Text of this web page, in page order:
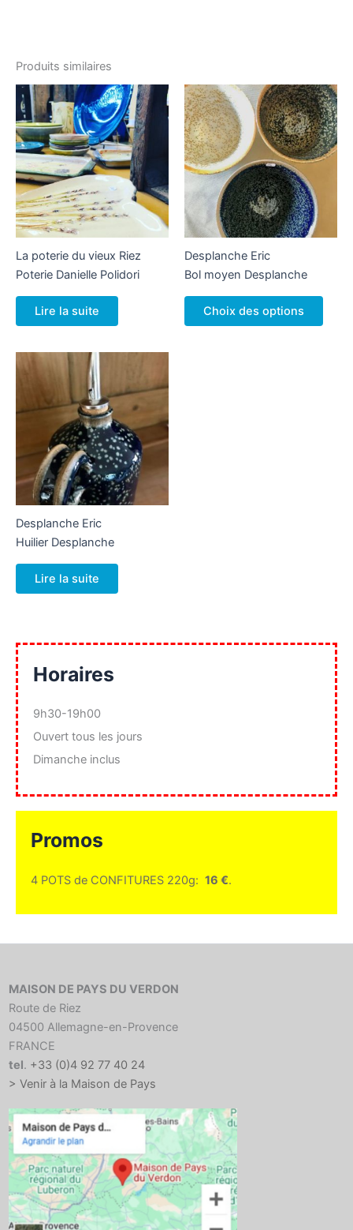
Produits similaires
La poterie du vieux Riez
Poterie Danielle Polidori
Lire la suite
Desplanche Eric
Bol moyen Desplanche
Choix des options
Ce
Desplanche Eric
Huilier Desplanche
Lire la suite
Horaires
9h30-19h00
Ouvert tous les jours
Dimanche inclus
Promos
4 POTS de CONFITURES 220g: 16 €.
MAISON DE PAYS DU VERDON
Route de Riez
04500 Allemagne-en-Provence
FRANCE
tel. +33 (0)4 92 77 40 24
> Venir à la Maison de Pays